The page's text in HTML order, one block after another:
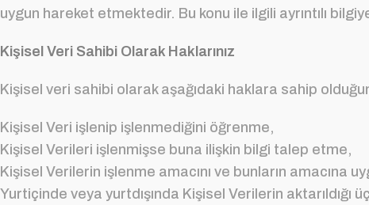
uygun hareket etmektedir. Bu konu ile ilgili ayrıntılı
Kişisel Veri Sahibi Olarak Haklarınız
Kişisel veri sahibi olarak aşağıdaki haklara sahip
Kişisel Veri işlenip işlenmediğini öğrenme,
Kişisel Verileri işlenmişse buna ilişkin bilgi talep etme,
Kişisel Verilerin işlenme amacını ve bunların amacına
Yurtiçinde veya yurtdışında Kişisel Verilerin aktarıldığı